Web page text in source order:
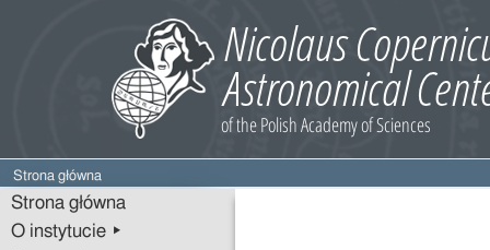
Strona główna
Strona główna
O instytucie ▸